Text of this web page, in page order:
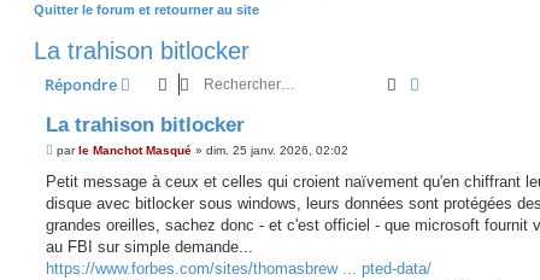
Quitter le forum et retourner au site
La trahison bitlocker
Répondre Rechercher
La trahison bitlocker
M
s
a
g
e
parle Manchot Masqué » dim. 25 janv. 2026, 02:02
Petit message à ceux et celles qui croient naïvement qu'en chiffrant
disque avec bitlocker sous windows, leurs données sont protégées
grandes oreilles, sachez donc - et c'est officiel - que microsoft fournit
au FBI sur simple demande...
https://www.forbes.com/sites/thomasbrew ... pted-data/